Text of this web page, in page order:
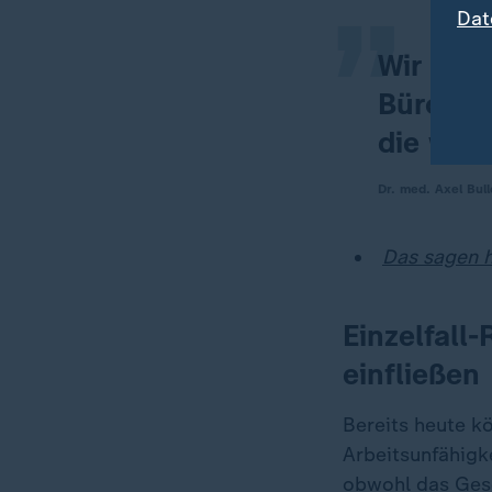
Wir
die wir
Das sagen
Einzelfall-
einfließen
Bereits heute
obwohl das